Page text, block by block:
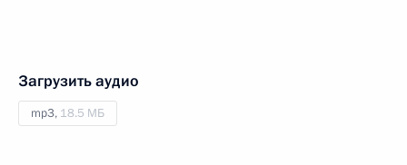
Загрузить аудио
mp3, 18.5 МБ